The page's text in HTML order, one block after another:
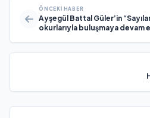
ÖNCEKI HABER
Ayşegül Battal Güler’in
okurlarıyla buluşmaya devam